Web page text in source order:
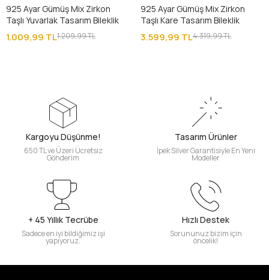
925 Ayar Gümüş Mix Zirkon
Taşlı Yuvarlak Tasarım Bileklik
1.009,99 TL1.209,99 TL
925 Ayar Gümüş Mix Zirkon
Taşlı Kare Tasarım Bileklik
3.599,99 TL4.319,99 TL
Kargoyu Düşünme!
650 TL ve Üzeri Ücretsiz
Gönderim
Tasarım Ürünler
İpek Silver Garantisiyle En Yeni
Modeller
+ 45 Yıllık Tecrübe
Sadece en iyi bildiğimiz işi
yapıyoruz.
Hızlı Destek
Sorununuz bizim için
öncelik!